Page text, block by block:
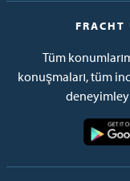
Tüm
konuşmaları, tüm
Resim